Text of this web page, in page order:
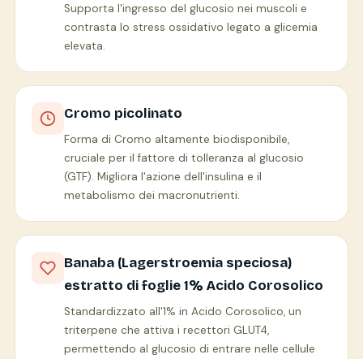
Supporta l'ingresso del glucosio nei muscoli e
contrasta lo stress ossidativo legato a glicemia
elevata.
Cromo picolinato
Forma di Cromo altamente biodisponibile,
cruciale per il fattore di tolleranza al glucosio
(GTF). Migliora l'azione dell'insulina e il
metabolismo dei macronutrienti.
Banaba (Lagerstroemia speciosa)
estratto di foglie 1% Acido Corosolico
Standardizzato all'1% in Acido Corosolico, un
triterpene che attiva i recettori GLUT4,
permettendo al glucosio di entrare nelle cellule